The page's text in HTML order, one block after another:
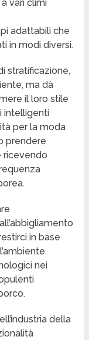
vari climi
adattabili che
in modi diversi.
stratificazione,
ma dà
il loro stile
intelligenti
per la moda
prendere
ricevendo
in base
nei
della